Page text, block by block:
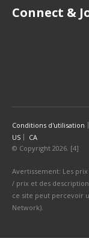
Connect &
Conditions d'utilisation
US
CA
© Copyright 2026. [4]
Avertissement: Les
/ prix et des
ce site peut percevoir
Network).